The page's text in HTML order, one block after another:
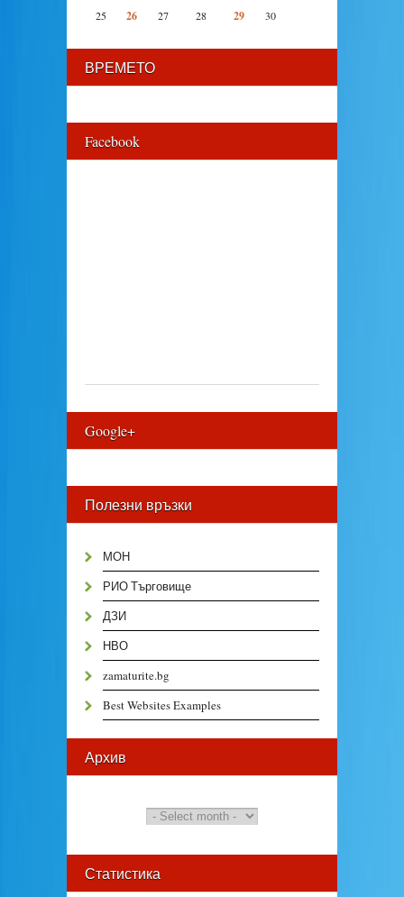
25 26 27 28 29 30
ВРЕМЕТО
Facebook
Google+
Полезни връзки
МОН
РИО Търговище
ДЗИ
НВО
zamaturite.bg
Best Websites Examples
Архив
Статистика